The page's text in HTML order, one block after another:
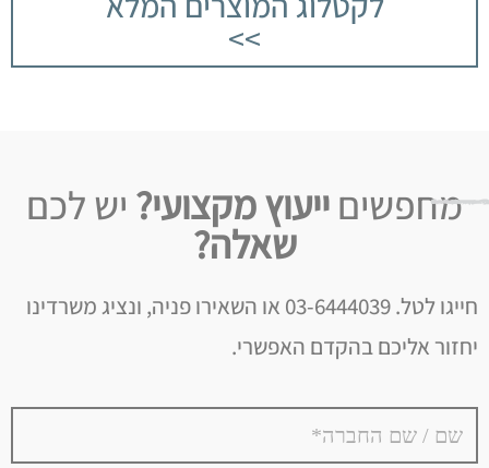
>>
מחפשיםייעוץ מקצועי? יש לכם
שאלה?
חייגו לטל. 03-6444039 או השאירו פניה, ונציג משרדינו
יחזור אליכם בהקדם האפשרי.